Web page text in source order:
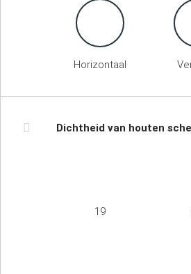
Horizontaal
Dichtheid van houten
19